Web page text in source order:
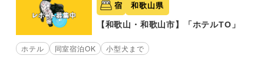
宿 和歌山県
【和歌山・和歌山市】「ホテルTO」
ホテル 同室宿泊OK 小型犬まで